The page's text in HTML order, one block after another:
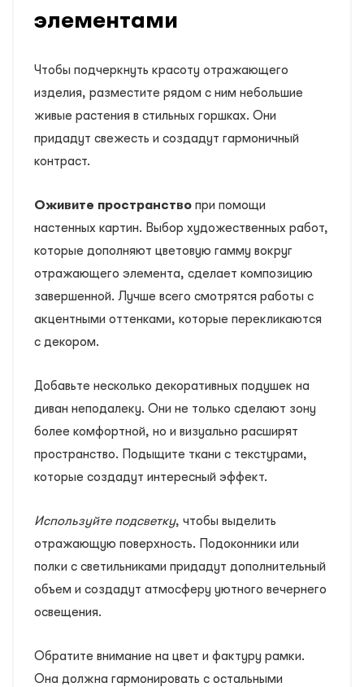
элементами
Чтобы подчеркнуть красоту отражающего
изделия, разместите рядом с ним небольшие
живые растения в стильных горшках. Они
придадут свежесть и создадут гармоничный
контраст.
Оживите пространство при помощи
настенных картин. Выбор художественных работ,
которые дополняют цветовую гамму вокруг
отражающего элемента, сделает композицию
завершенной. Лучше всего смотрятся работы с
акцентными оттенками, которые перекликаются
с декором.
Добавьте несколько декоративных подушек на
диван неподалеку. Они не только сделают зону
более комфортной, но и визуально расширят
пространство. Подыщите ткани с текстурами,
которые создадут интересный эффект.
Используйте подсветку, чтобы выделить
отражающую поверхность. Подоконники или
полки с светильниками придадут дополнительный
объем и создадут атмосферу уютного вечернего
освещения.
Обратите внимание на цвет и фактуру рамки.
Она должна гармонировать с остальными